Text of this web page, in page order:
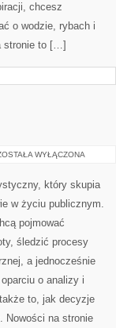
chcesz
o wodzie, rybach i
stronie to […]
WYŁĄCZONA
który skupia
w życiu publicznym.
pojmować
śledzić procesy
a jednocześnie
o analizy i
to, jak decyzje
Nowości na stronie